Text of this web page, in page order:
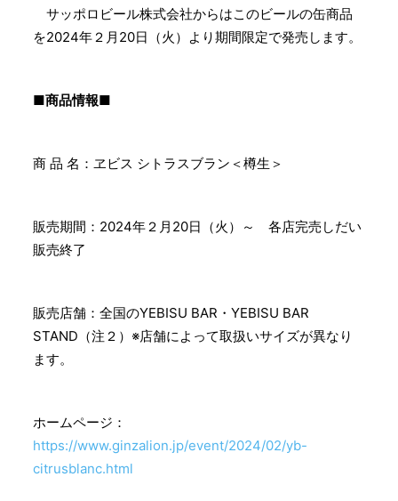
サッポロビール株式会社からはこのビールの缶商品
を2024年２月20日（火）より期間限定で発売します。
■商品情報■
商 品 名：ヱビス シトラスブラン＜樽生＞
販売期間：2024年２月20日（火）～ 各店完売しだい
販売終了
販売店舗：全国のYEBISU BAR・YEBISU BAR
STAND（注２）※店舗によって取扱いサイズが異なり
ます。
ホームページ：
https://www.ginzalion.jp/event/2024/02/yb-
citrusblanc.html